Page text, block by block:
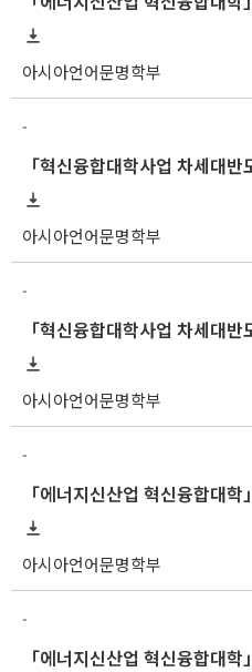
아시아언어문명학부
-
아시아언어문명학부
-
아시아언어문명학부
-
아시아언어문명학부
-